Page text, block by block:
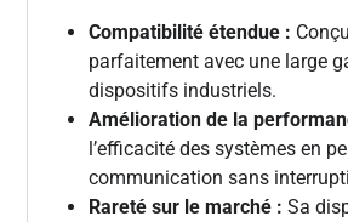
Compatibilité étendue :
parfaitement avec une large
dispositifs industriels.
Amélioration de la
l’efficacité des systèmes en
communication sans
Rareté sur le marché : Sa